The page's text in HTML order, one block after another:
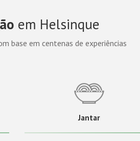
em Helsinque
base em centenas de experiências
Jantar